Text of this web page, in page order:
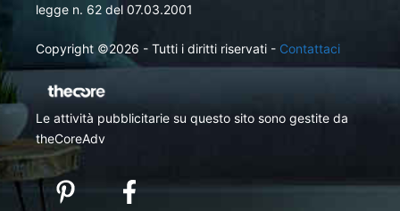
legge n. 62 del 07.03.2001
Copyright ©2026 - Tutti i diritti riservati - Contattaci
Le attività pubblicitarie su questo sito sono gestite da
theCoreAdv